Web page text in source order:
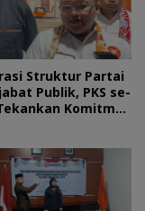
Struktur Partai
Publik, PKS se-
Komitmen